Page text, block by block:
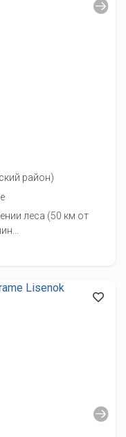
район)
леса (50 км от